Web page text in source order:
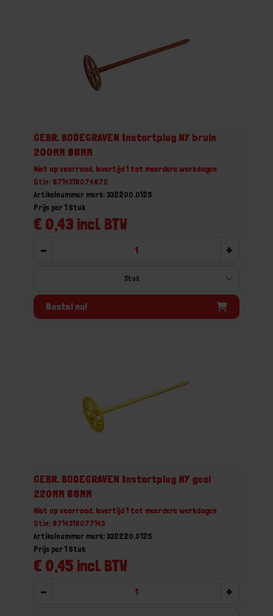
GEBR. BODEGRAVEN Instortplug NY bruin
200MM Ø8MM
Niet op voorraad, levertijd 1 tot meerdere werkdagen
Gtin: 8714318074876
Artikelnummer merk: 332200.0125
€ 0,43 incl. BTW
Prijs per 1 Stuk
- +
Bestel nu!
GEBR. BODEGRAVEN Instortplug NY geel
220MM Ø8MM
Niet op voorraad, levertijd 1 tot meerdere werkdagen
Gtin: 8714318077143
Artikelnummer merk: 332220.0125
€ 0,45 incl. BTW
Prijs per 1 Stuk
- +